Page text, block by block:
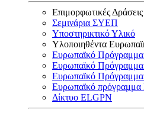
Επιμορφωτικές
Σεμινάρια ΣΥΕΠ
Υποστηρικτικό Υλικό
Υλοποιηθέντα
Ευρωπαϊκό
Ευρωπαϊκό
Ευρωπαϊκό
Ευρωπαϊκό
Δίκτυο ELGPN